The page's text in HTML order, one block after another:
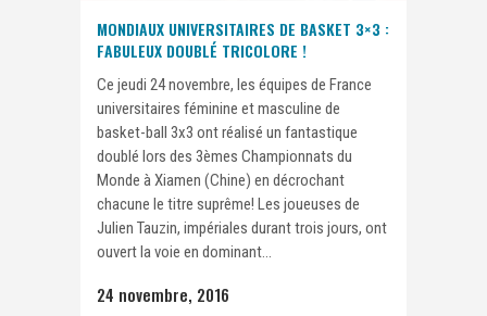
MONDIAUX UNIVERSITAIRES DE BASKET 3×3 :
FABULEUX DOUBLÉ TRICOLORE !
Ce jeudi 24 novembre, les équipes de France
universitaires féminine et masculine de
basket-ball 3x3 ont réalisé un fantastique
doublé lors des 3èmes Championnats du
Monde à Xiamen (Chine) en décrochant
chacune le titre suprême! Les joueuses de
Julien Tauzin, impériales durant trois jours, ont
ouvert la voie en dominant...
24 novembre, 2016